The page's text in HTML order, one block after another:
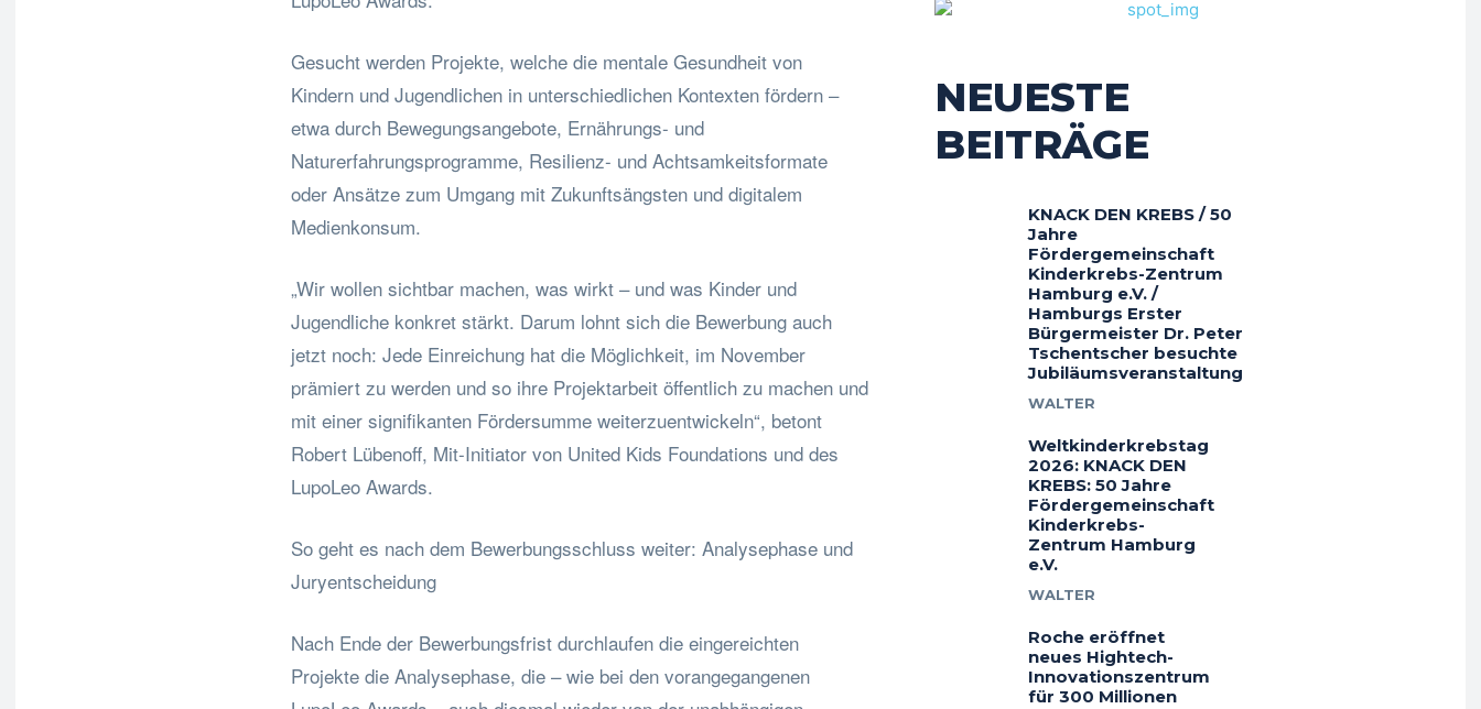
Gesucht werden Projekte, welche die mentale Gesundheit von
Kindern und Jugendlichen in unterschiedlichen Kontexten fördern –
etwa durch Bewegungsangebote, Ernährungs- und
Naturerfahrungsprogramme, Resilienz- und Achtsamkeitsformate
oder Ansätze zum Umgang mit Zukunftsängsten und digitalem
Medienkonsum.
„Wir wollen sichtbar machen, was wirkt – und was Kinder und
Jugendliche konkret stärkt. Darum lohnt sich die Bewerbung auch
jetzt noch: Jede Einreichung hat die Möglichkeit, im November
prämiert zu werden und so ihre Projektarbeit öffentlich zu machen und
mit einer signifikanten Fördersumme weiterzuentwickeln“, betont
Robert Lübenoff, Mit-Initiator von United Kids Foundations und des
LupoLeo Awards.
So geht es nach dem Bewerbungsschluss weiter: Analysephase und
Juryentscheidung
Nach Ende der Bewerbungsfrist durchlaufen die eingereichten
Projekte die Analysephase, die – wie bei den vorangegangenen
NEUESTE
BEITRÄGE
KNACK DEN KREBS / 50
Jahre
Fördergemeinschaft
Kinderkrebs-Zentrum
Hamburg e.V. /
Hamburgs Erster
Bürgermeister Dr. Peter
Tschentscher besuchte
Jubiläumsveranstaltung
WALTER
Weltkinderkrebstag
2026: KNACK DEN
KREBS: 50 Jahre
Fördergemeinschaft
Kinderkrebs-
Zentrum Hamburg
e.V.
WALTER
Roche eröffnet
neues Hightech-
Innovationszentrum
für 300 Millionen